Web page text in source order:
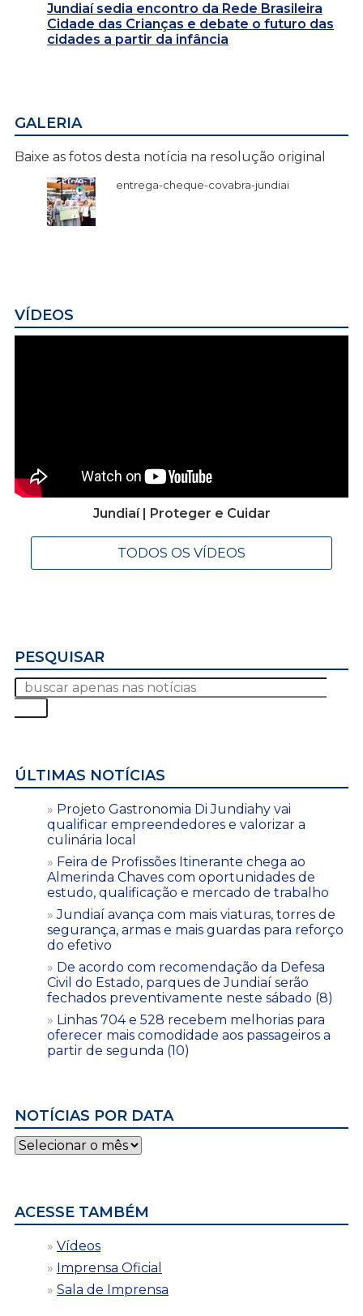
Jundiaí sedia encontro da Rede Brasileira
Cidade das Crianças e debate o futuro das
cidades a partir da infância
GALERIA
Baixe as fotos desta notícia na resolução original
entrega-cheque-covabra-jundiai
VÍDEOS
Jundiaí | Proteger e Cuidar
TODOS OS VÍDEOS
PESQUISAR
ÚLTIMAS NOTÍCIAS
Projeto Gastronomia Di Jundiahy vai
qualificar empreendedores e valorizar a
culinária local
Feira de Profissões Itinerante chega ao
Almerinda Chaves com oportunidades de
estudo, qualificação e mercado de trabalho
Jundiaí avança com mais viaturas, torres de
segurança, armas e mais guardas para reforço
do efetivo
De acordo com recomendação da Defesa
Civil do Estado, parques de Jundiaí serão
fechados preventivamente neste sábado (8)
Linhas 704 e 528 recebem melhorias para
oferecer mais comodidade aos passageiros a
partir de segunda (10)
NOTÍCIAS POR DATA
Notícias
por
ACESSE TAMBÉM
Vídeos
Imprensa Oficial
Sala de Imprensa